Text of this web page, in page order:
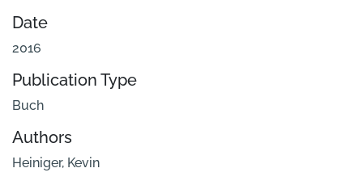
Date
2016
Publication Type
Buch
Authors
Heiniger, Kevin